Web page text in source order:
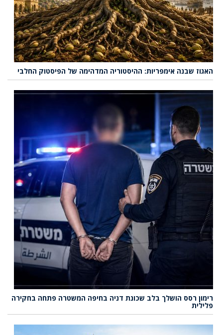
האגוז שבנה אימפריות: ההיסטוריה המדהימה של הפיסטוק החלבי
רימון רסס הושלך בלב שכונת דניה בחיפה המשטרה פתחה בחקירה
פלילית